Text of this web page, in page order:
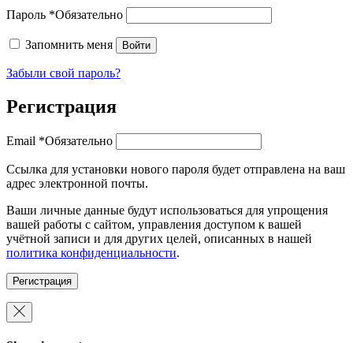
Пароль *Обязательно
Запомнить меня Войти
Забыли свой пароль?
Регистрация
Email *Обязательно
Ссылка для установки нового пароля будет отправлена ​​на ваш
адрес электронной почты.
Ваши личные данные будут использоваться для упрощения
вашей работы с сайтом, управления доступом к вашей
учётной записи и для других целей, описанных в нашей
политика конфиденциальности.
Регистрация